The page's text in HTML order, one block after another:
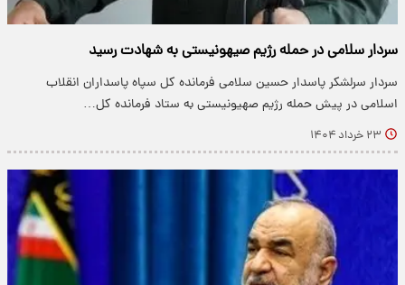
سردار سلامی در حمله رژیم صیهونیستی به شهادت رسید
سردار سرلشکر پاسدار حسین سلامی فرمانده کل سپاه پاسداران انقلاب
اسلامی در پیش حمله رژیم صهیونیستی به ستاد فرمانده کل…
۲۳ خرداد ۱۴۰۴